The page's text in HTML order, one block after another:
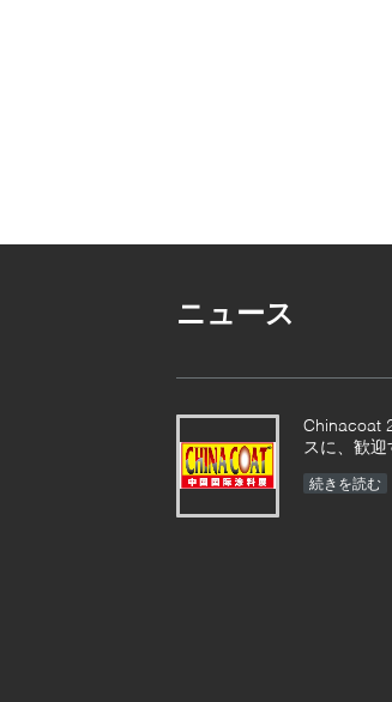
ニュース
Chinacoat
スに、歓迎
続きを読む